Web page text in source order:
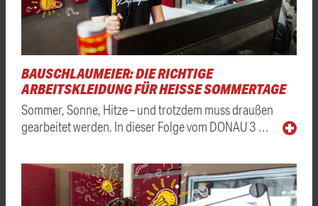
BAUSCHLAUMEIER: DIE RICHTIGE
ARBEITSKLEIDUNG FÜR HEISSE SOMMERTAGE
Sommer, Sonne, Hitze – und trotzdem muss draußen
gearbeitet werden. In dieser Folge vom DONAU 3 …